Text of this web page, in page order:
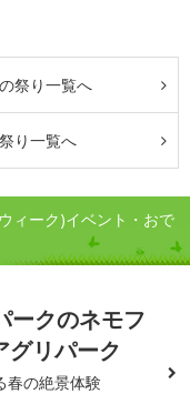
の祭り一覧へ
り一覧へ
ィーク)イベント・おで
ークのネモフ
グリパーク
春の絶景体験